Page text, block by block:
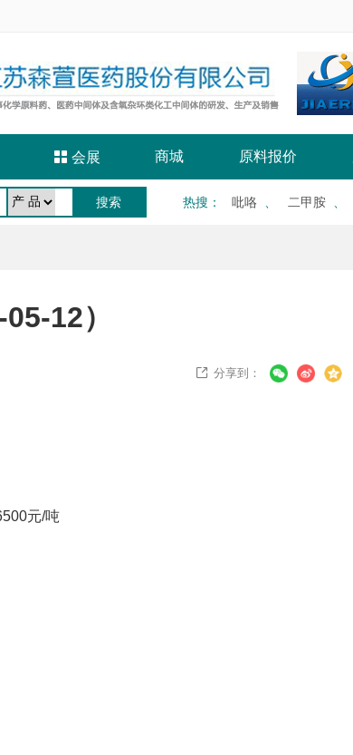
 会展 商城 原料报价
热搜 ： 吡咯 二甲胺
12）
 分享到：
元/吨